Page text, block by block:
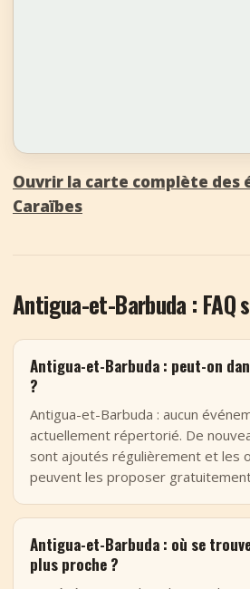
Ouvrir la carte complète des
Caraïbes
Antigua-et-Barbuda : FAQ
Antigua-et-Barbuda : peut-on
?
Antigua-et-Barbuda : aucun
actuellement répertorié. De
sont ajoutés régulièrement et les
peuvent les proposer
Antigua-et-Barbuda : où se
plus proche ?